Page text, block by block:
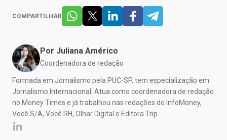
COMPARTILHAR
Por Juliana Américo
Coordenadora de redação
Formada em Jornalismo pela PUC-SP, tem especialização em
Jornalismo Internacional. Atua como coordenadora de redação
no Money Times e já trabalhou nas redações do InfoMoney,
Você S/A, Você RH, Olhar Digital e Editora Trip.